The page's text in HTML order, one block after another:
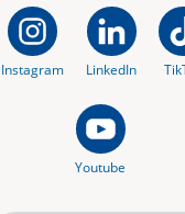
Instagram LinkedIn
Youtube